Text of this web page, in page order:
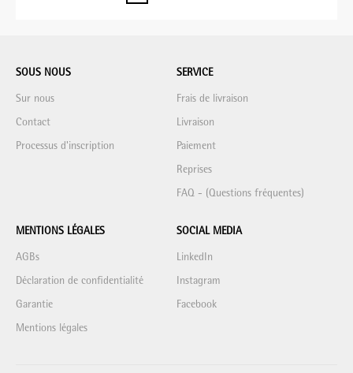
SOUS NOUS
Sur nous
Contact
Processus d'inscription
SERVICE
Frais de livraison
Livraison
Paiement
Reprises
FAQ - (Questions fréquentes)
MENTIONS LÉGALES
AGBs
Déclaration de confidentialité
Garantie
Mentions légales
SOCIAL MEDIA
LinkedIn
Instagram
Facebook